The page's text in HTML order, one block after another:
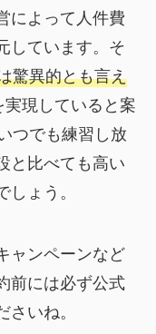
によって人件費
しています。そ
驚異的とも言え
実現していると案
つでも練習し放
と比べても高い
ょう。
ャンペーンなど
前には必ず公式
いね。